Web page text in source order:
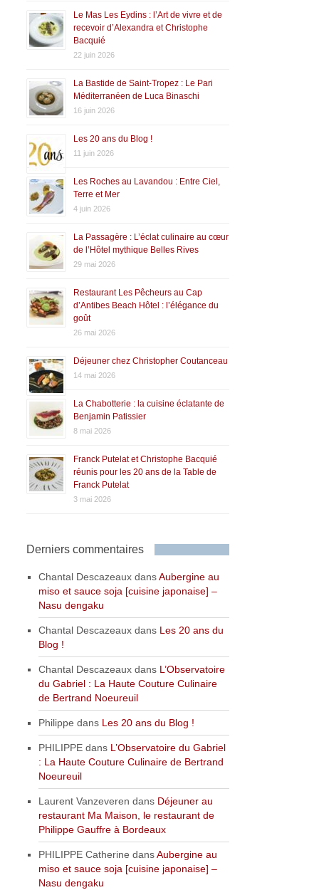
Le Mas Les Eydins : l’Art de vivre et de
recevoir d’Alexandra et Christophe
Bacquié
22 juin 2026
La Bastide de Saint-Tropez : Le Pari
Méditerranéen de Luca Binaschi
16 juin 2026
Les 20 ans du Blog !
11 juin 2026
Les Roches au Lavandou : Entre Ciel,
Terre et Mer
4 juin 2026
La Passagère : L’éclat culinaire au cœur
de l’Hôtel mythique Belles Rives
29 mai 2026
Restaurant Les Pêcheurs au Cap
d’Antibes Beach Hôtel : l’élégance du
goût
26 mai 2026
Déjeuner chez Christopher Coutanceau
14 mai 2026
La Chabotterie : la cuisine éclatante de
Benjamin Patissier
8 mai 2026
Franck Putelat et Christophe Bacquié
réunis pour les 20 ans de la Table de
Franck Putelat
3 mai 2026
Derniers commentaires
Chantal Descazeaux dansAubergine au
miso et sauce soja [cuisine japonaise] –
Nasu dengaku
Chantal Descazeaux dans Les 20 ans du
Blog !
Chantal Descazeaux dans L’Observatoire
du Gabriel : La Haute Couture Culinaire
de Bertrand Noeureuil
Philippe dans Les 20 ans du Blog !
PHILIPPE dans L’Observatoire du Gabriel
: La Haute Couture Culinaire de Bertrand
Noeureuil
Laurent Vanzeveren dans Déjeuner au
restaurant Ma Maison, le restaurant de
Philippe Gauffre à Bordeaux
PHILIPPE Catherine dansAubergine au
miso et sauce soja [cuisine japonaise] –
Nasu dengaku